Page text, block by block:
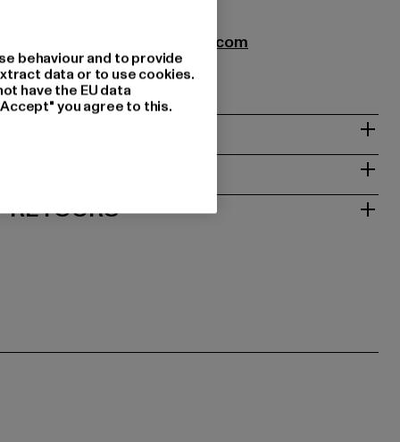
GmbH |
info@brandit-wear.com
Köln | DE
RETOURS
behaviour and to provide
data or to use cookies.
have the EU data
you agree to this.